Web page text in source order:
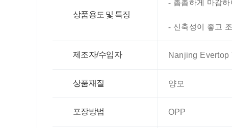
상품용도 및 특징
- 촘촘하게 마감
- 신축성이 좋고
제조자/수입자 Nanjing Evertop
상품재질 양모
포장방법 OPP